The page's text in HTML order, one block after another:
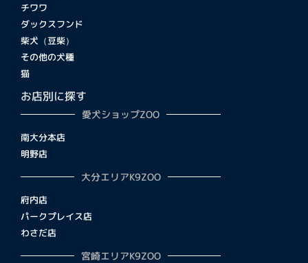
チワワ
ダックスフンド
柴犬（豆柴）
その他の犬種
猫
お店別に探す
愛犬ショップZOO
南大分本店
明野店
大分エリアK9ZOO
府内店
パークプレイス店
わさだ店
宮崎エリアK9ZOO